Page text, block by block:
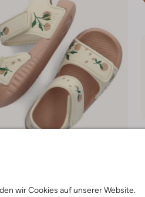
wir Cookies auf unserer Website.